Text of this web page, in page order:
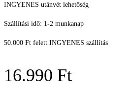
INGYENES utánvét lehetőség
Szállítási idő: 1-2 munkanap
50.000 Ft felett INGYENES szállítás
16.990 Ft